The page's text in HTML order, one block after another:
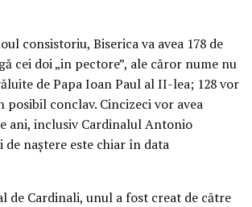
consistoriu, Biserica va avea 178 de
cei doi „in pectore”, ale căror nume nu
de Papa Ioan Paul al II-lea; 128 vor
conclav. Cincizeci vor avea
ani, inclusiv Cardinalul Antonio
de naştere este chiar în data
de Cardinali, unul a fost creat de către